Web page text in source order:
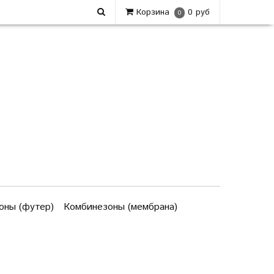
Корзина 0 0 руб
(футер)
Комбинезоны (мембрана)